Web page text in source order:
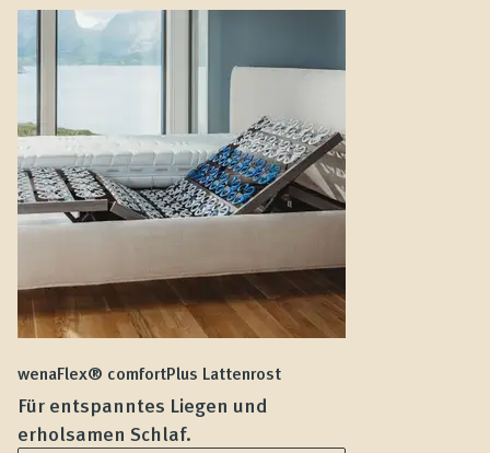
wenaFlex® comfortPlus Lattenrost
Für entspanntes Liegen und
erholsamen Schlaf.